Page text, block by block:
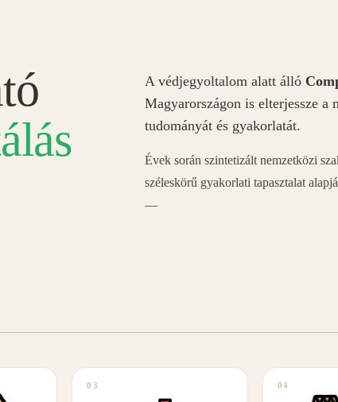
A védjegyoltalom alatt álló
Magyarországon is elterjessze a
tudományát és gyakorlatát.
Évek során szintetizált nemzetközi
széleskörű gyakorlati tapasztalat
—
03 04